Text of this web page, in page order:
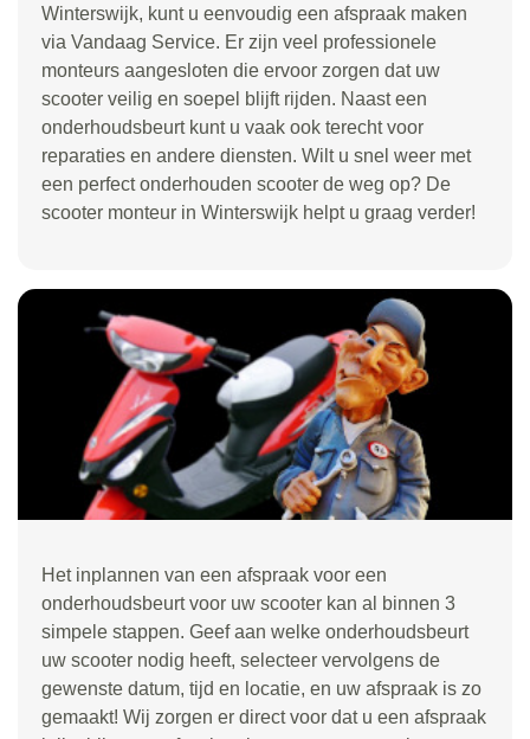
Winterswijk, kunt u eenvoudig een afspraak maken
via Vandaag Service. Er zijn veel professionele
monteurs aangesloten die ervoor zorgen dat uw
scooter veilig en soepel blijft rijden. Naast een
onderhoudsbeurt kunt u vaak ook terecht voor
reparaties en andere diensten. Wilt u snel weer met
een perfect onderhouden scooter de weg op? De
scooter monteur in Winterswijk helpt u graag verder!
Het inplannen van een afspraak voor een
onderhoudsbeurt voor uw scooter kan al binnen 3
simpele stappen. Geef aan welke onderhoudsbeurt
uw scooter nodig heeft, selecteer vervolgens de
gewenste datum, tijd en locatie, en uw afspraak is zo
gemaakt! Wij zorgen er direct voor dat u een afspraak